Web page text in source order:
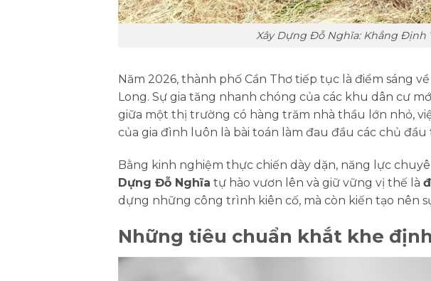
Xây Dựng Đỗ Nghĩa: Khẳng Định
Năm 2026, thành phố Cần Thơ tiếp tục là điểm sáng
Long. Sự gia tăng nhanh chóng của các khu dân cư
giữa một thị trường có hàng trăm nhà thầu lớn nhỏ,
của gia đình luôn là bài toán làm đau đầu các chủ đầu
Bằng kinh nghiệm thực chiến dày dặn, năng lực
Dựng Đỗ Nghĩa tự hào vươn lên và giữ vững vị thế là
dựng những công trình kiên cố, mà còn kiến tạo nên
Những tiêu chuẩn khắt khe